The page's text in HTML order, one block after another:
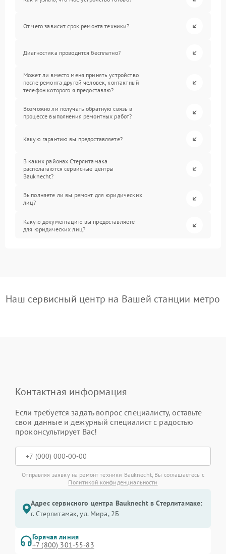
От чего зависит срок ремонта техники?
Диагностика проводится бесплатно?
Может ли вместо меня принять устройство
после ремонта другой человек, контактный
телефон которого я предоставлю?
Возможно ли получать обратную связь в
процессе выполнения ремонтных работ?
Какую гарантию вы предоставляете?
В каких районах Стерлитамака
располагаются сервисные центры
Bauknecht?
Выполняете ли вы ремонт для юридических
лиц?
Какую документацию вы предоставляете
для юридических лиц?
Наш сервисный центр на Вашей станции метро
Контактная информация
Если требуется задать вопрос специалисту, оставьте
свои данные и дежурный специалист с радостью
проконсультирует Вас!
Отправляя заявку на ремонт техники Bauknecht, Вы соглашаетесь с
Политикой конфиденциальности
Адрес сервисного центра Bauknecht в Стерлитамаке:
г. Стерлитамак, ул. Мира, 2Б
Горячая линия
+7 (800) 301-55-83